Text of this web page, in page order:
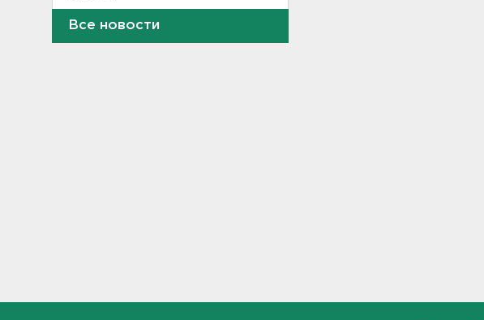
Наезд моторной лодки на
матрас с детьми в
Все новости